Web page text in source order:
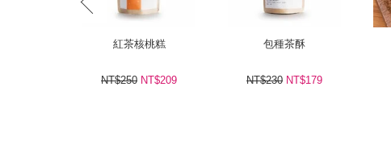
紅茶核桃糕
NT$250 NT$209
包種茶酥
NT$230 NT$179